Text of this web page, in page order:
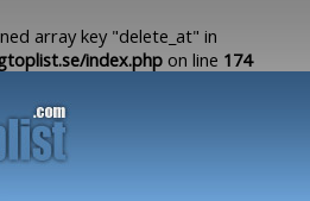
array key "delete_at" in
index.php on line 174